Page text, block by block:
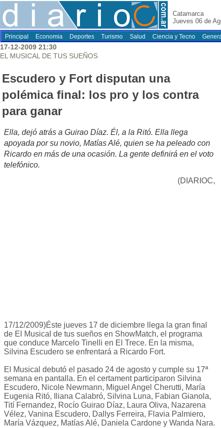
Catamarca
Jueves 06 de
Principal Economia Deportes Turismo Salud Ciencia y Tecno
17-12-2009 21:30
EL MUSICAL DE TUS SUEÑOS
Escudero y Fort disputan una
polémica final: los pro y los contra
para ganar
Ella, dejó atrás a Guirao Díaz. Él, a la Ritó. Ella llega
apoyada por su novio, Matías Alé, quien se ha peleado con
Ricardo en más de una ocasión. La gente definirá en el voto
telefónico.
(DIARIOC,
17/12/2009)Éste jueves 17 de diciembre llega la gran final
de El Musical de tus sueños en ShowMatch, el programa
que conduce Marcelo Tinelli en El Trece. En la misma,
Silvina Escudero se enfrentará a Ricardo Fort.
El Musical debutó el pasado 24 de agosto y cumple su 17ª
semana en pantalla. En el certament participaron Silvina
Escudero, Nicole Newmann, Miguel Angel Cherutti, María
Eugenia Ritó, Iliana Calabró, Silvina Luna, Fabian Gianola,
Tití Fernandez, Rocío Guirao Díaz, Laura Oliva, Nazarena
Vélez, Vanina Escudero, Dallys Ferreira, Flavia Palmiero,
María Vázquez, Matías Alé, Daniela Cardone y Wanda Nara.